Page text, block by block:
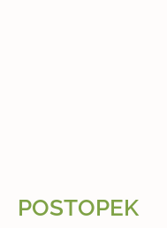
POSTOPEK